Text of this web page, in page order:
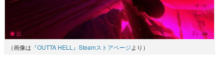
（画像は 『OUTTA HELL』Steamストアページより）